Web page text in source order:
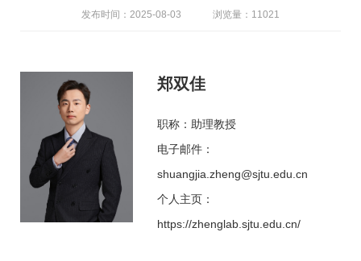
发布时间：2025-08-03 浏览量：11021
郑双佳
职称：助理教授
电子邮件：
shuangjia.zheng@sjtu.edu.cn
个人主页：
https://zhenglab.sjtu.edu.cn/